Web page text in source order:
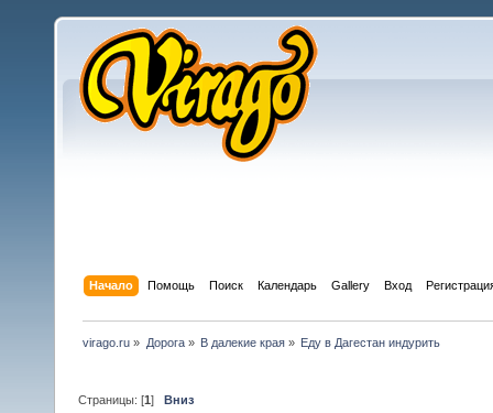
Начало Помощь Поиск Календарь Gallery Вход
virago.ru » Дорога» В далекие края» Еду в Дагестан индурить
Страницы: [1]Вниз